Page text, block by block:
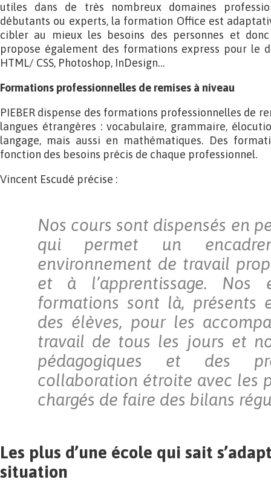
utiles dans de très nombreux domaines
débutants ou experts, la formation Office est
cibler au mieux les besoins des personnes et donc
propose également des formations express pour le
HTML/ CSS, Photoshop, InDesign…
Formations professionnelles de remises à niveau
PIEBER dispense des formations professionnelles de
langues étrangères : vocabulaire, grammaire,
langage, mais aussi en mathématiques. Des
fonction des besoins précis de chaque professionnel.
Vincent Escudé précise :
Nos cours sont dispensés en
qui permet un
environnement de travail
et à l’apprentissage. Nos
formations sont là, présents
des élèves, pour les
travail de tous les jours et
pédagogiques et des
collaboration étroite avec les
chargés de faire des bilans
Les plus d’une école qui sait
situation